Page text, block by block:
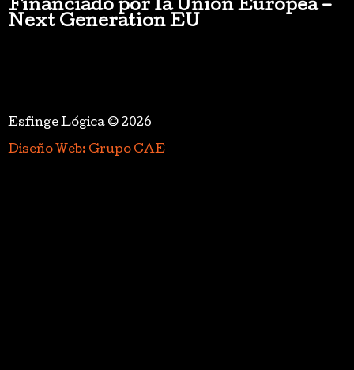
Financiado por la Unión Europea –
Next Generation EU
Esfinge Lógica © 2026
Diseño Web: Grupo CAE